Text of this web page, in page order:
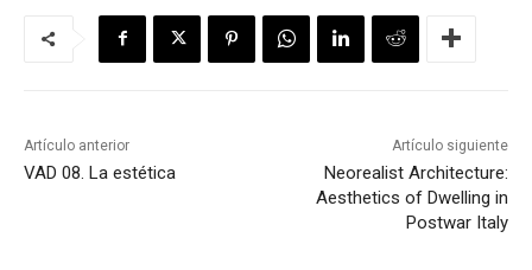
Artículo anterior
VAD 08. La estética
Artículo siguiente
Neorealist Architecture:
Aesthetics of Dwelling in
Postwar Italy